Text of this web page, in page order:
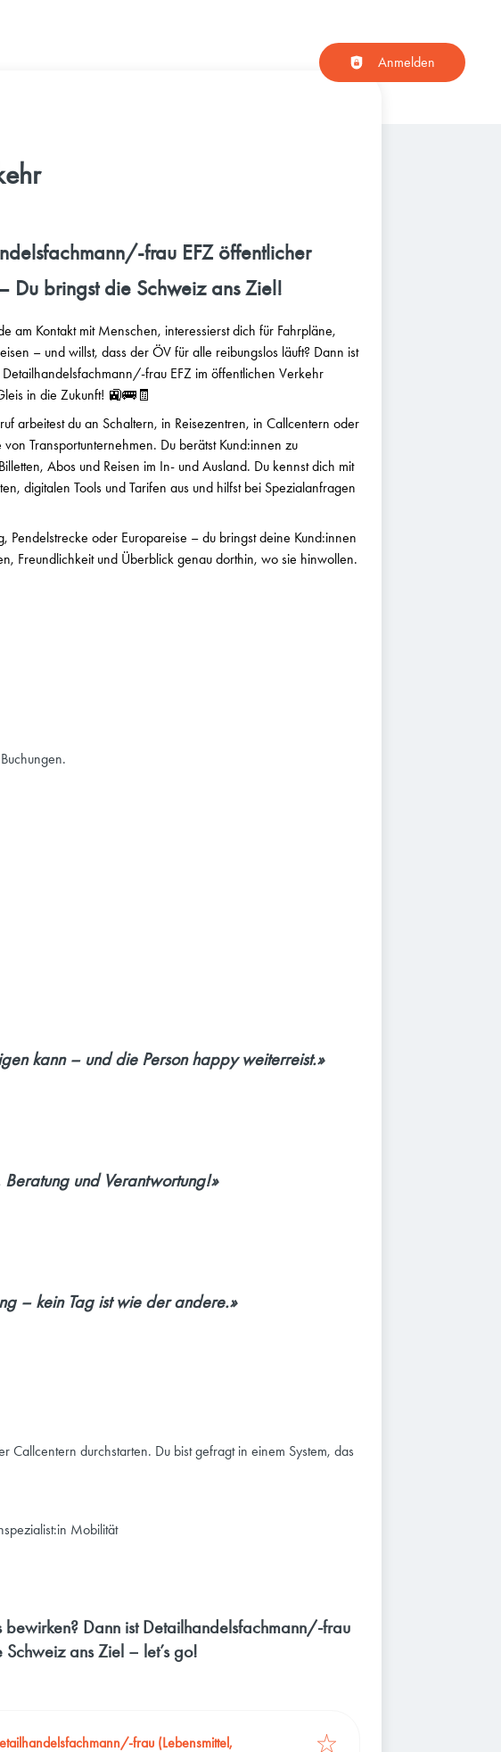
Haupt-Navigation
Anmelden
frau EFZ öffentlicher
Du bringst die Schweiz ans Ziel!
am Kontakt mit Menschen, interessierst dich für Fahrpläne,
– und willst, dass der ÖV für alle reibungslos läuft? Dann ist
frau EFZ im öffentlichen Verkehr
in die Zukunft! 🚉🚌🧾
arbeitest du an Schaltern, in Reisezentren, in Callcentern oder
von Transportunternehmen. Du berätst Kund:innen zu
Abos und Reisen im In- und Ausland. Du kennst dich mit
digitalen Tools und Tarifen aus und hilfst bei Spezialanfragen
Pendelstrecke oder Europareise – du bringst deine Kund:innen
Freundlichkeit und Überblick genau dorthin, wo sie hinwollen.
kann – und die Person happy weiterreist.»
Beratung und Verantwortung!»
– kein Tag ist wie der andere.»
Callcentern durchstarten. Du bist gefragt in einem System, das
Mobilität
Dann ist Detailhandelsfachmann/-frau
ans Ziel – let’s go!
frau (Lebensmittel,